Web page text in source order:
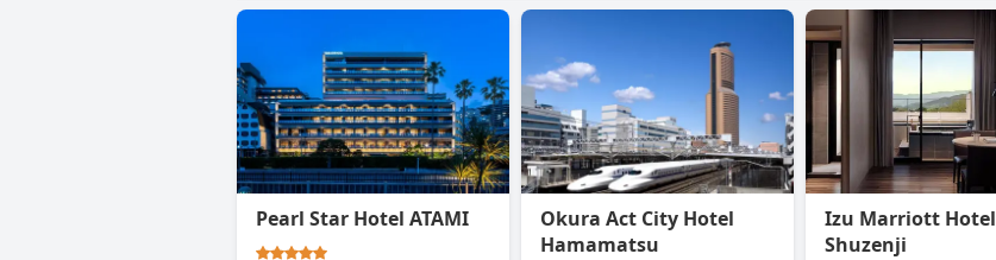
Pearl Star Hotel ATAMI
Okura Act City Hotel
Hamamatsu
Izu Marriott Hotel
Shuzenji